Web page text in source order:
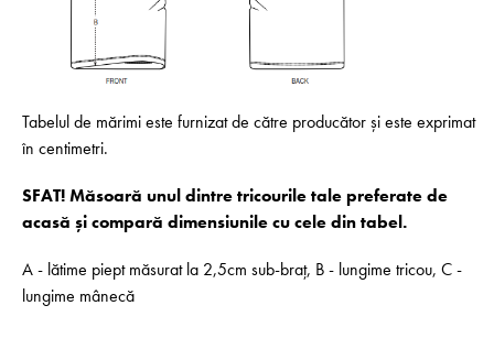
Tabelul de mărimi este furnizat de către producător și este exprimat
în centimetri.
SFAT! Măsoară unul dintre tricourile tale preferate de
acasă și compară dimensiunile cu cele din tabel.
A - lătime piept măsurat la 2,5cm sub-braț, B - lungime tricou, C -
lungime mânecă